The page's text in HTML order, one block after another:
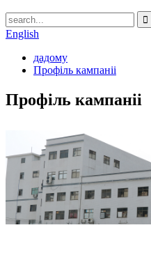
English
дадому
Профіль кампаніі
Профіль кампаніі